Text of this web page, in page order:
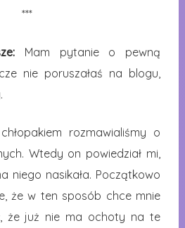
***
Mam pytanie o pewną
nie poruszałaś na blogu,
rozmawialiśmy o
Wtedy on powiedział mi,
niego nasikała. Początkowo
że w ten sposób chce mnie
że już nie ma ochoty na te